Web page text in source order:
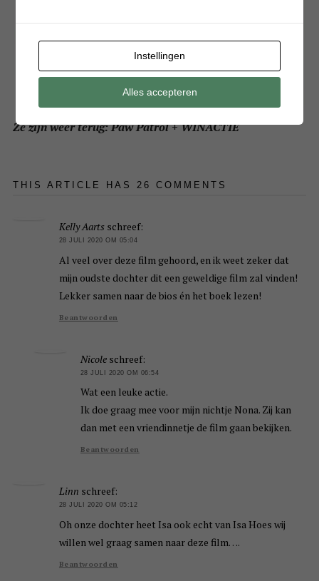
Ze zijn weer terug: Paw Patrol + WINACTIE
THIS ARTICLE HAS 26 COMMENTS
Kelly Aarts schreef:
28 JULI 2020 OM 05:04
Al veel over deze film gehoord, en ik weet zeker dat
mijn oudste dochter dit een geweldige film zal vinden!
Lekker samen naar de bios én het boek lezen!
Beantwoorden
Nicole schreef:
28 JULI 2020 OM 06:54
Wat een leuke actie.
Ik doe graag mee voor mijn nichtje Nona. Zij kan
dan met een vriendinnetje de film gaan bekijken.
Beantwoorden
Linn schreef:
28 JULI 2020 OM 05:12
Oh onze dochter heet Isa ook echt van Isa Hoes wij
willen wel graag samen naar deze film….
Beantwoorden
Instellingen
Alles accepteren